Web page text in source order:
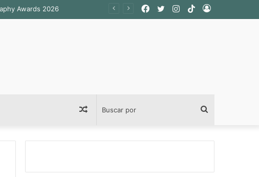
Acceso
TikTok
Instagram
Twitter
Facebook
por
Publicación
al
azar